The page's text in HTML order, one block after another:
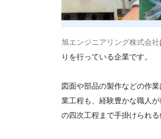
旭エンジニアリング株式会社
りを行っている企業です。
図面や部品の製作などの作
業工程も、経験豊かな職人
の四次工程まで手掛けられ